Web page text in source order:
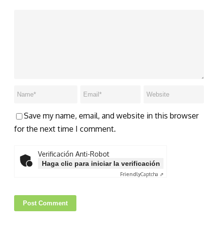
Save my name, email, and website in this browser
for the next time I comment.
Verificación Anti-Robot
Haga clic para iniciar la verificación
FriendlyCaptcha ⇗